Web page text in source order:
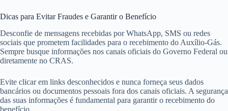
Dicas para Evitar Fraudes e Garantir o Benefício
Desconfie de mensagens recebidas por WhatsApp, SMS ou redes
sociais que prometem facilidades para o recebimento do Auxílio-Gás.
Sempre busque informações nos canais oficiais do Governo Federal ou
diretamente no CRAS.
Evite clicar em links desconhecidos e nunca forneça seus dados
bancários ou documentos pessoais fora dos canais oficiais. A segurança
das suas informações é fundamental para garantir o recebimento do
benefício.